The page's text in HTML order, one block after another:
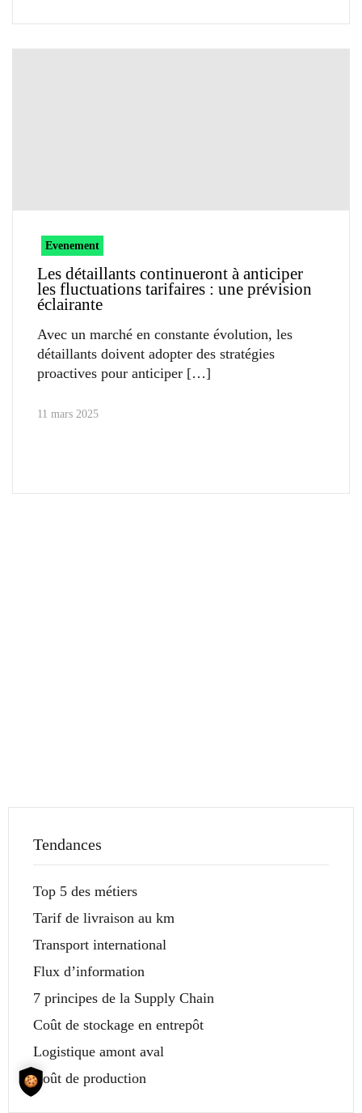
Evenement
Les détaillants continueront à anticiper
les fluctuations tarifaires : une prévision
éclairante
Avec un marché en constante évolution, les
détaillants doivent adopter des stratégies
proactives pour anticiper
11 mars 2025
Tendances
Top 5 des métiers
Tarif de livraison au km
Transport international
Flux d’information
7 principes de la Supply Chain
Coût de stockage en entrepôt
Logistique amont aval
Coût de production